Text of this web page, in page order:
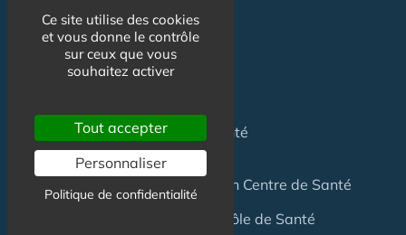
S'installer
en Maison de Santé
une Maison de Santé
dans une Maison de Santé
ou un Centre de Santé
pour création Maison / Pôle de Santé
Ce site utilise des cookies
et vous donne le contrôle
sur ceux que vous
souhaitez activer
Tout accepter
Personnaliser
Politique de confidentialité